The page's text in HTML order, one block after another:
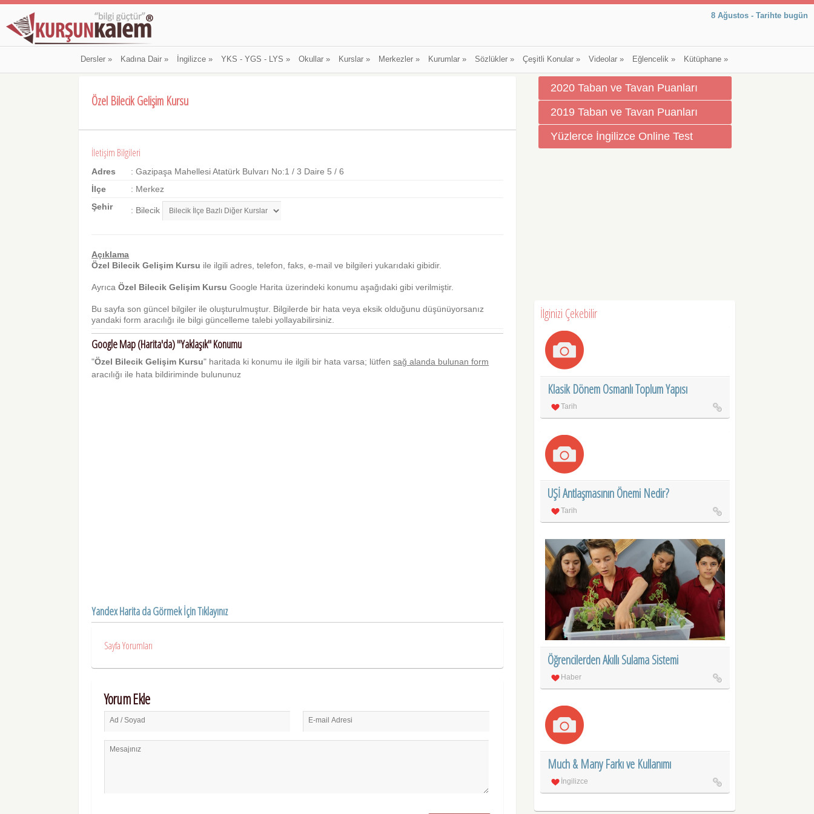
8 Ağustos - Tarihte bugün
Dersler» Kadına Dair» İngilizce» YKS - YGS - LYS » Okullar» Kurslar» Merkezler» Kurumlar» Sözlükler» Çeşitli Konular» Videolar» Eğlencelik» Kütüphane»
Özel Bilecik Gelişim Kursu
İletişim Bilgileri
Adres
: Gazipaşa Mahellesi Atatürk Bulvarı No:1 / 3 Daire 5 / 6
İlçe
: Merkez
Şehir
: Bilecik
Açıklama
Özel Bilecik Gelişim Kursu ile ilgili adres, telefon, faks, e-mail ve bilgileri yukarıdaki gibidir.
AyrıcaÖzel Bilecik Gelişim Kursu Google Harita üzerindeki konumu aşağıdaki gibi verilmiştir.
Bu sayfa son güncel bilgiler ile oluşturulmuştur. Bilgilerde bir hata veya eksik olduğunu düşünüyorsanız
yandaki form aracılığı ile bilgi güncelleme talebi yollayabilirsiniz.
Google Map (Harita'da) "Yaklaşık" Konumu
"Özel Bilecik Gelişim Kursu" haritada ki konumu ile ilgili bir hata varsa; lütfensağ alanda bulunan form
aracılığı ile hata bildiriminde bulununuz
Yandex Harita da Görmek İçin Tıklayınız
Sayfa Yorumları
Yorum Ekle
Ad / Soyad E-mail Adresi
Mesajınız
2020 Taban ve Tavan Puanları
2019 Taban ve Tavan Puanları
Yüzlerce İngilizce Online Test
İlginizi Çekebilir
Klasik Dönem Osmanlı Toplum Yapısı
Tarih
UŞİ Antlaşmasının Önemi Nedir?
Tarih
Öğrencilerden Akıllı Sulama Sistemi
Haber
Much & Many Farkı ve Kullanımı
İngilizce